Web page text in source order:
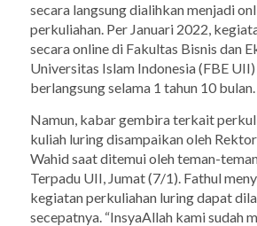
secara langsung dialihkan menjadi
perkuliahan. Per Januari 2022,
secaraonlinedi Fakultas Bisnis dan
Universitas Islam Indonesia (FBE UII)
berlangsung selama 1 tahun 10 bulan.
Namun, kabar gembira terkait
kuliah luring disampaikan oleh
Wahid saat ditemui oleh teman-
Terpadu UII, Jumat (7/1). Fathul
kegiatan perkuliahan luring dapat
secepatnya. “InsyaAllah kami sudah